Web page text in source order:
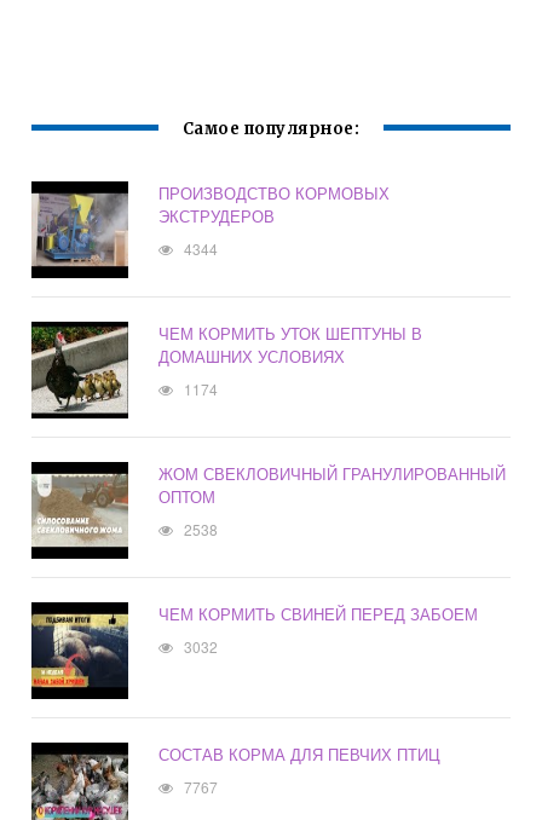
Самое популярное:
ПРОИЗВОДСТВО КОРМОВЫХ
ЭКСТРУДЕРОВ
4344
ЧЕМ КОРМИТЬ УТОК ШЕПТУНЫ В
ДОМАШНИХ УСЛОВИЯХ
1174
ЖОМ СВЕКЛОВИЧНЫЙ ГРАНУЛИРОВАННЫЙ
ОПТОМ
2538
ЧЕМ КОРМИТЬ СВИНЕЙ ПЕРЕД ЗАБОЕМ
3032
СОСТАВ КОРМА ДЛЯ ПЕВЧИХ ПТИЦ
7767